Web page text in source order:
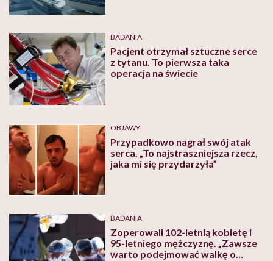
BADANIA
Pacjent otrzymał sztuczne serce
z tytanu. To pierwsza taka
operacja na świecie
OBJAWY
Przypadkowo nagrał swój atak
serca. „To najstraszniejsza rzecz,
jaka mi się przydarzyła”
BADANIA
Zoperowali 102-letnią kobietę i
95-letniego mężczyznę. „Zawsze
warto podejmować walkę o